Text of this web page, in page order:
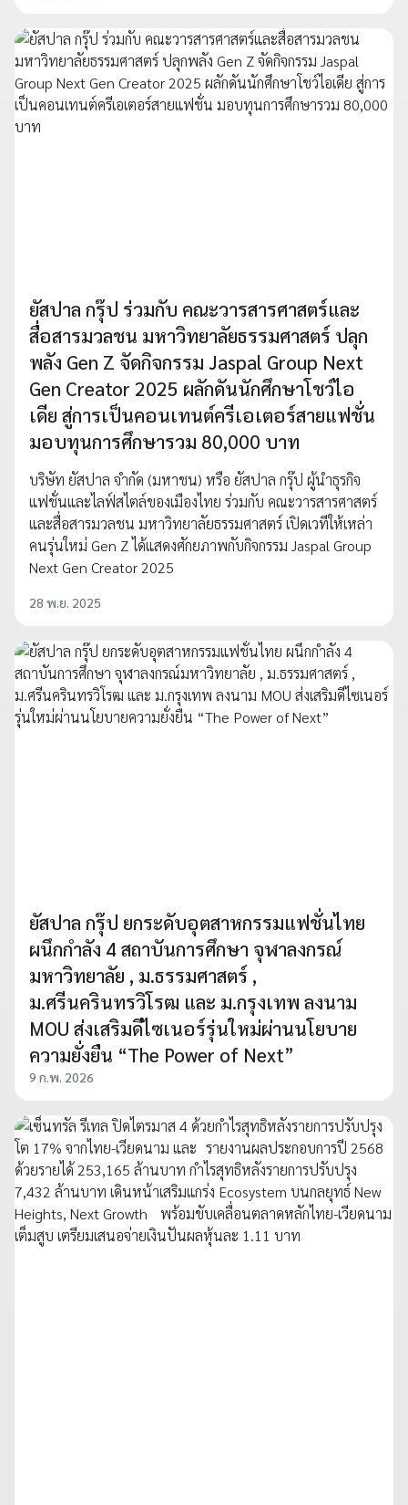
ยัสปาล กรุ๊ป ร่วมกับ คณะวารสารศาสตร์และ
สื่อสารมวลชน มหาวิทยาลัยธรรมศาสตร์ ปลุก
พลัง Gen Z จัดกิจกรรม Jaspal Group Next
Gen Creator 2025 ผลักดันนักศึกษาโชว์ไอ
เดีย สู่การเป็นคอนเทนต์ครีเอเตอร์สายแฟชั่น
มอบทุนการศึกษารวม 80,000 บาท
บริษัท ยัสปาล จำกัด (มหาชน) หรือ ยัสปาล กรุ๊ป ผู้นำธุรกิจ
แฟชั่นและไลฟ์สไตล์ของเมืองไทย ร่วมกับ คณะวารสารศาสตร์
และสื่อสารมวลชน มหาวิทยาลัยธรรมศาสตร์ เปิดเวทีให้เหล่า
คนรุ่นใหม่ Gen Z ได้แสดงศักยภาพกับกิจกรรม Jaspal Group
Next Gen Creator 2025
28 พ.ย. 2025
ยัสปาล กรุ๊ป ยกระดับอุตสาหกรรมแฟชั่นไทย
ผนึกกำลัง 4 สถาบันการศึกษา จุฬาลงกรณ์
มหาวิทยาลัย , ม.ธรรมศาสตร์ ,
ม.ศรีนครินทรวิโรฒ และ ม.กรุงเทพ ลงนาม
MOU ส่งเสริมดีไซเนอร์รุ่นใหม่ผ่านนโยบาย
ความยั่งยืน “The Power of Next”
9 ก.พ. 2026